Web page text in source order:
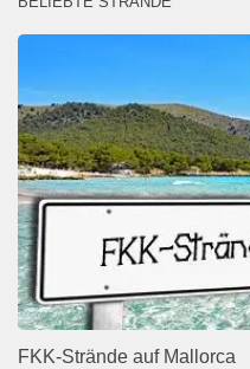
FKK-Strände auf Mallorca